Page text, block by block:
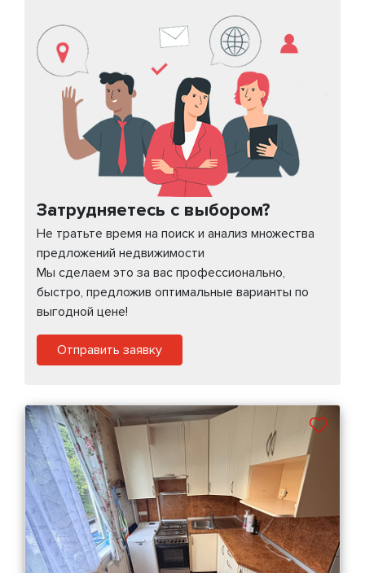
Затрудняетесь с выбором?
Не тратьте время на поиск и анализ множества
предложений недвижимости
Мы сделаем это за вас профессионально,
быстро, предложив оптимальные варианты по
выгодной цене!
Отправить заявку